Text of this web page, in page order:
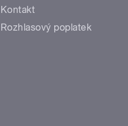
Kontakt
Rozhlasový poplatek